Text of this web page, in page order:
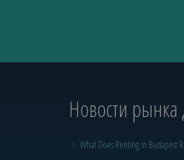
Новости
What Does Renting in Budapest